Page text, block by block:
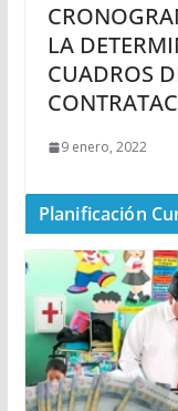
LA
CUADROS
9 enero, 2022
Planificación